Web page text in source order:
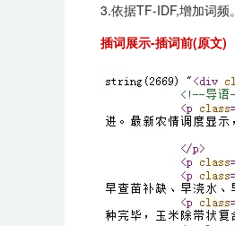
3.依据TF-IDF,增加词频。
插词展示-插词前(原文)